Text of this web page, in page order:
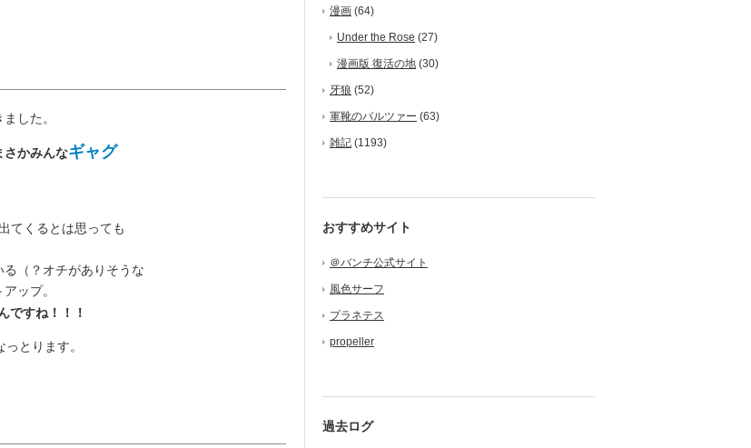
した。
さかみんなギャグ
てくるとは思っても
（？オチがありそうな
ップ。
ですね！！！
っとります。
漫画 (64)
Under the Rose (27)
漫画版 復活の地 (30)
牙狼 (52)
軍靴のバルツァー (63)
雑記 (1193)
おすすめサイト
＠バンチ公式サイト
風色サーフ
プラネテス
propeller
過去ログ